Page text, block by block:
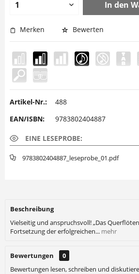
In den
Merken Bewerten
Artikel-Nr.:
488
EAN/ISBN:
9783802404887
EINE LESEPROBE:
9783802404887_leseprobe_01.pdf
Beschreibung
Vielseitig und anspruchsvoll! „Das
Fortsetzung der erfolgreichen... mehr
Bewertungen
0
Bewertungen lesen, schreiben und